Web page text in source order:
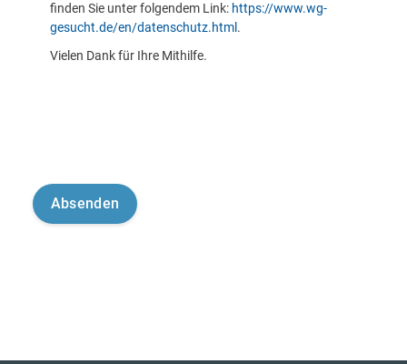
finden Sie unter folgendem Link: https://www.wg-
gesucht.de/en/datenschutz.html .
Vielen Dank für Ihre Mithilfe.